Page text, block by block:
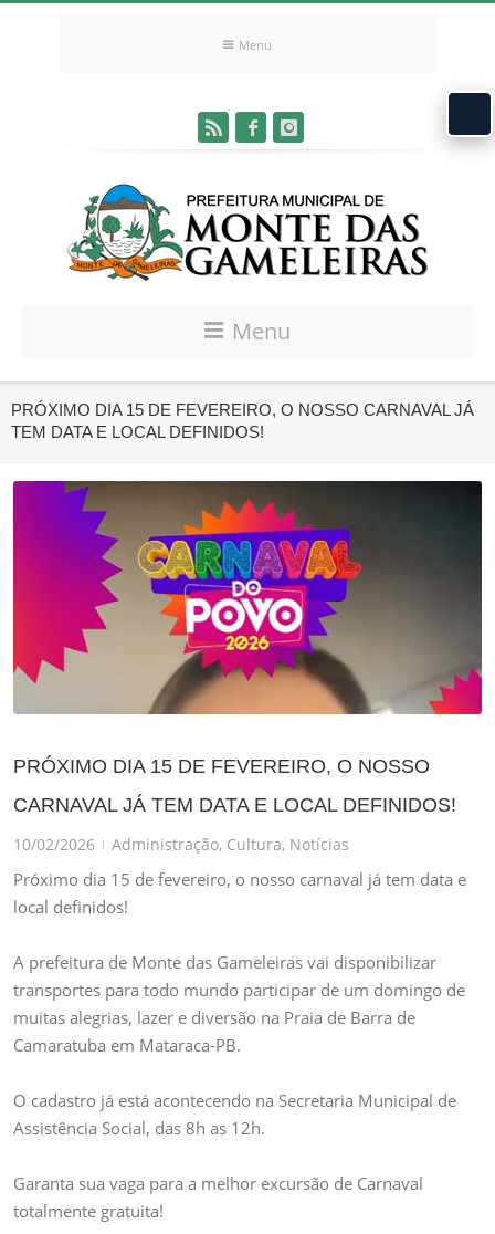
Menu
Menu
PRÓXIMO DIA 15 DE FEVEREIRO, O NOSSO CARNAVAL JÁ
TEM DATA E LOCAL DEFINIDOS!
PRÓXIMO DIA 15 DE FEVEREIRO, O NOSSO
CARNAVAL JÁ TEM DATA E LOCAL DEFINIDOS!
10/02/2026 | Administração, Cultura, Notícias
Próximo dia 15 de fevereiro, o nosso carnaval já tem data e
local definidos!
A prefeitura de Monte das Gameleiras vai disponibilizar
transportes para todo mundo participar de um domingo de
muitas alegrias, lazer e diversão na Praia de Barra de
Camaratuba em Mataraca-PB.
O cadastro já está acontecendo na Secretaria Municipal de
Assistência Social, das 8h as 12h.
Garanta sua vaga para a melhor excursão de Carnaval
totalmente gratuita!